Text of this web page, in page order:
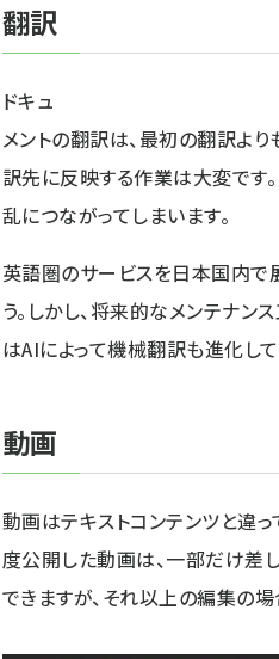
翻訳
ドキュ
メントの翻訳は、最初の翻訳よ
訳先に反映する作業は大変です
乱につながってしまいます。
英語圏のサービスを日本国内で
う。しかし、将来的なメンテナン
はAIによって機械翻訳も進化し
動画
動画はテキストコンテンツと違
度公開した動画は、一部だけ差
できますが、それ以上の編集の